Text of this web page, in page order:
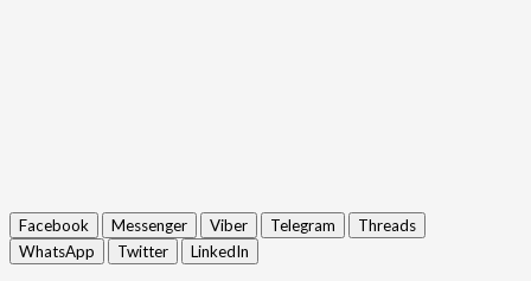
Facebook Messenger Viber Telegram
Threads
WhatsApp
Twitter LinkedIn